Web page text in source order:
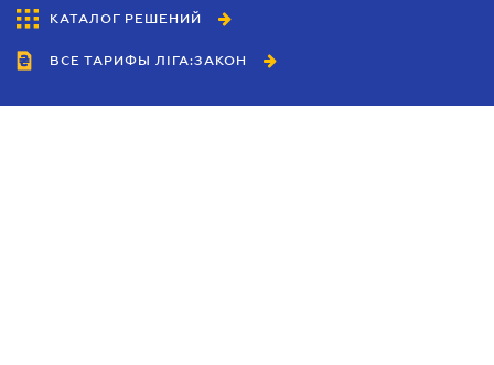
КАТАЛОГ РЕШЕНИЙ
ВСЕ ТАРИФЫ ЛІГА:ЗАКОН